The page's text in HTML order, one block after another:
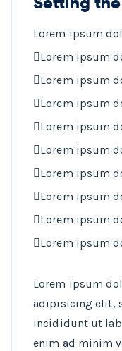
Lorem ipsum
Lorem ipsum
Lorem ipsum
Lorem ipsum
Lorem ipsum
Lorem ipsum
Lorem ipsum
Lorem ipsum
Lorem ipsum
Lorem ipsum
Lorem ipsum
adipisicing elit,
incididunt ut
enim ad minim